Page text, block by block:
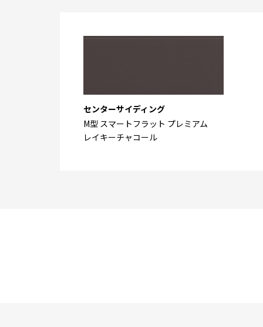
センターサイディング
M型 スマートフラット プレミアム
レイキーチャコール